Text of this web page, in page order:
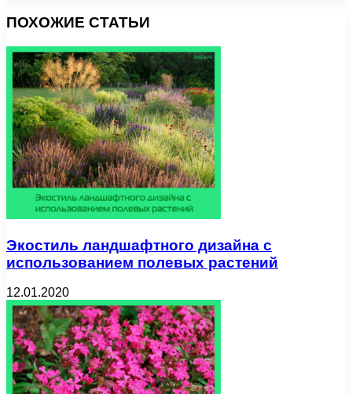
ПОХОЖИЕ СТАТЬИ
Экостиль ландшафтного дизайна с
использованием полевых растений
12.01.2020